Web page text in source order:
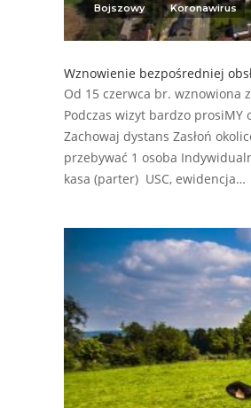
Bojszowy Koronawirus
Wznowienie bezpośredniej
Od 15 czerwca br. wznowiona
Podczas wizyt bardzo
Zachowaj dystans Zasłoń
przebywać 1 osoba
kasa (parter) USC, ewidencja…